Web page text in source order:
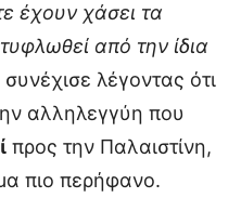
έχουν χάσει τα
από την ίδια
λέγοντας ότι
αλληλεγγύη που
προς την Παλαιστίνη,
πιο περήφανο.